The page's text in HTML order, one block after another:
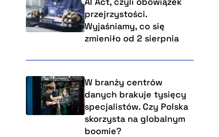
przejrzystości.
Wyjaśniamy, co się
zmieniło od 2 sierpnia
W branży centrów
danych brakuje tysięcy
specjalistów. Czy Polska
skorzysta na globalnym
boomie?